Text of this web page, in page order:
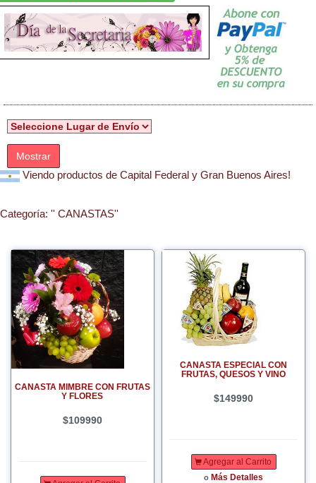
Mostrar
Viendo productos de Capital Federal y Gran Buenos Aires!
Categoría: '' CANASTAS''
CANASTA MIMBRE CON FRUTAS
Y FLORES
$109990
CANASTA ESPECIAL CON
FRUTAS, QUESOS Y VINO
$149990
Agregar al Carrito
o Más Detalles